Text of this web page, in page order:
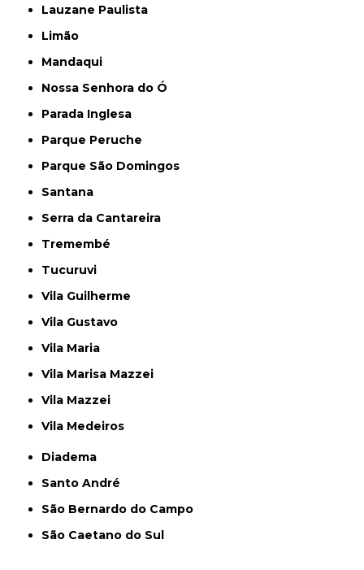
Lauzane Paulista
Limão
Mandaqui
Nossa Senhora do Ó
Parada Inglesa
Parque Peruche
Parque São Domingos
Santana
Serra da Cantareira
Tremembé
Tucuruvi
Vila Guilherme
Vila Gustavo
Vila Maria
Vila Marisa Mazzei
Vila Mazzei
Vila Medeiros
Diadema
Santo André
São Bernardo do Campo
São Caetano do Sul